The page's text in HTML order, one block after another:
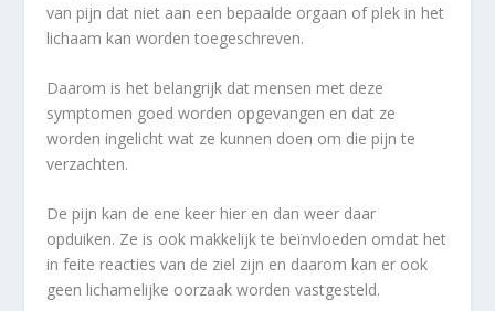
van pijn dat niet aan een bepaalde orgaan of plek in het
lichaam kan worden toegeschreven.
Daarom is het belangrijk dat mensen met deze
symptomen goed worden opgevangen en dat ze
worden ingelicht wat ze kunnen doen om die pijn te
verzachten.
De pijn kan de ene keer hier en dan weer daar
opduiken. Ze is ook makkelijk te beïnvloeden omdat het
in feite reacties van de ziel zijn en daarom kan er ook
geen lichamelijke oorzaak worden vastgesteld.